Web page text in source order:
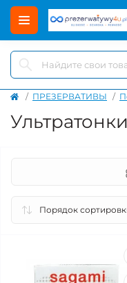
ПРЕЗЕРВАТИВЫ